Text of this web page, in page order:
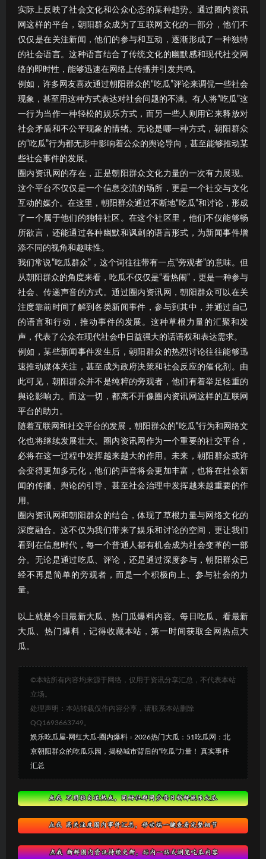
实际上反映了社会文化和公众心态的某种趋势。通过圈内资讯
网这样的平台，朝阳群众成为了互联网文化的一部分，他们不
仅仅是在关注新闻，他们的参与和互动，逐渐形成了一种独特
的社会语言。这种语言结合了传统文化的幽默感和现代社交网
络的即时性，能够迅速在网络上传播并引发共鸣。
例如，许多网友喜欢通过朝阳群众的“吃瓜”评论来调侃一些社会
现象，甚至用这种方式表达对社会问题的不满。有人将“吃瓜”这
一行为当作一种轻松的娱乐方式，而另一些人则用它来释放对
社会矛盾和不公平现象的情绪。无论是哪一种方式，朝阳群众
的“吃瓜”行为都无形中影响着公众的舆论导向，甚至能够推动某
些社会事件的发展。
圈内资讯网的存在，正是朝阳群众文化力量的一次有力展现。
这个平台不仅仅是一个信息交流的场所，更是一个社交与文化
互动的媒介。在这里，朝阳群众通过不断地“吃瓜”和讨论，形成
了一个属于他们的独特社区。在这个社区里，他们不仅能够畅
所欲言，还能通过各种幽默和讽刺的语言形式，为新闻事件增
添不同的视角和趣味性。
我们常说“吃瓜群众”，这个词往往带有一点“旁观者”的意味。但
从朝阳群众的角度来看，吃瓜不仅仅是“看热闹”，更是一种参与
社会、传递声音的方式。通过圈内资讯网，朝阳群众可以在关
注度靠前时间了解到各类新闻事件，参与到其中，并通过自己
的语言和行动，推动事件的发展。这种草根力量的汇聚和发
声，代表了公众在现代社会中日益强大的话语权和表达需求。
例如，某些新闻事件发生后，朝阳群众的热烈讨论往往能够迅
速推动媒体关注，甚至成为政府决策和社会反应的催化剂。由
此可见，朝阳群众并不是纯粹的旁观者，他们有着举足轻重的
舆论影响力。而这一切，都离不开像圈内资讯网这样的互联网
平台的助力。
随着互联网和社交平台的发展，朝阳群众的“吃瓜”行为和网络文
化也将继续发展壮大。圈内资讯网作为一个重要的社交平台，
必将在这一过程中发挥越来越大的作用。未来，朝阳群众或许
会变得更加多元化，他们的声音将会更加丰富，也将在社会新
闻的传播、舆论的引导、甚至社会治理中发挥越来越重要的作
用。
圈内资讯网和朝阳群众的结合，体现了草根力量与网络文化的
深度融合。这不仅为我们带来了娱乐和讨论的空间，更让我们
看到在信息时代，每一个普通人都有机会成为社会变革的一部
分。无论是通过吃瓜、评论，还是通过深度参与，朝阳群众已
经不再是简单的旁观者，而是一个积极向上、参与社会的力
量。
以上就是今日最新大瓜、热门瓜爆料内容。每日吃瓜、看最新
大瓜、热门爆料，记得收藏本站，第一时间获取全网热点大
瓜。
©本站所有内容均来源于网络，仅用于资讯分享汇总，不代表本站
立场。
处理声明：本站转载仅作内容分享，请联系本站删除
QQ1693663749。
娱乐吃瓜屋-网红大瓜-圈内爆料 » 2026热门大瓜：51吃瓜网：北
京朝阳群众的吃瓜乐园，揭秘城市背后的“吃瓜”力量！ 真实事件
汇总